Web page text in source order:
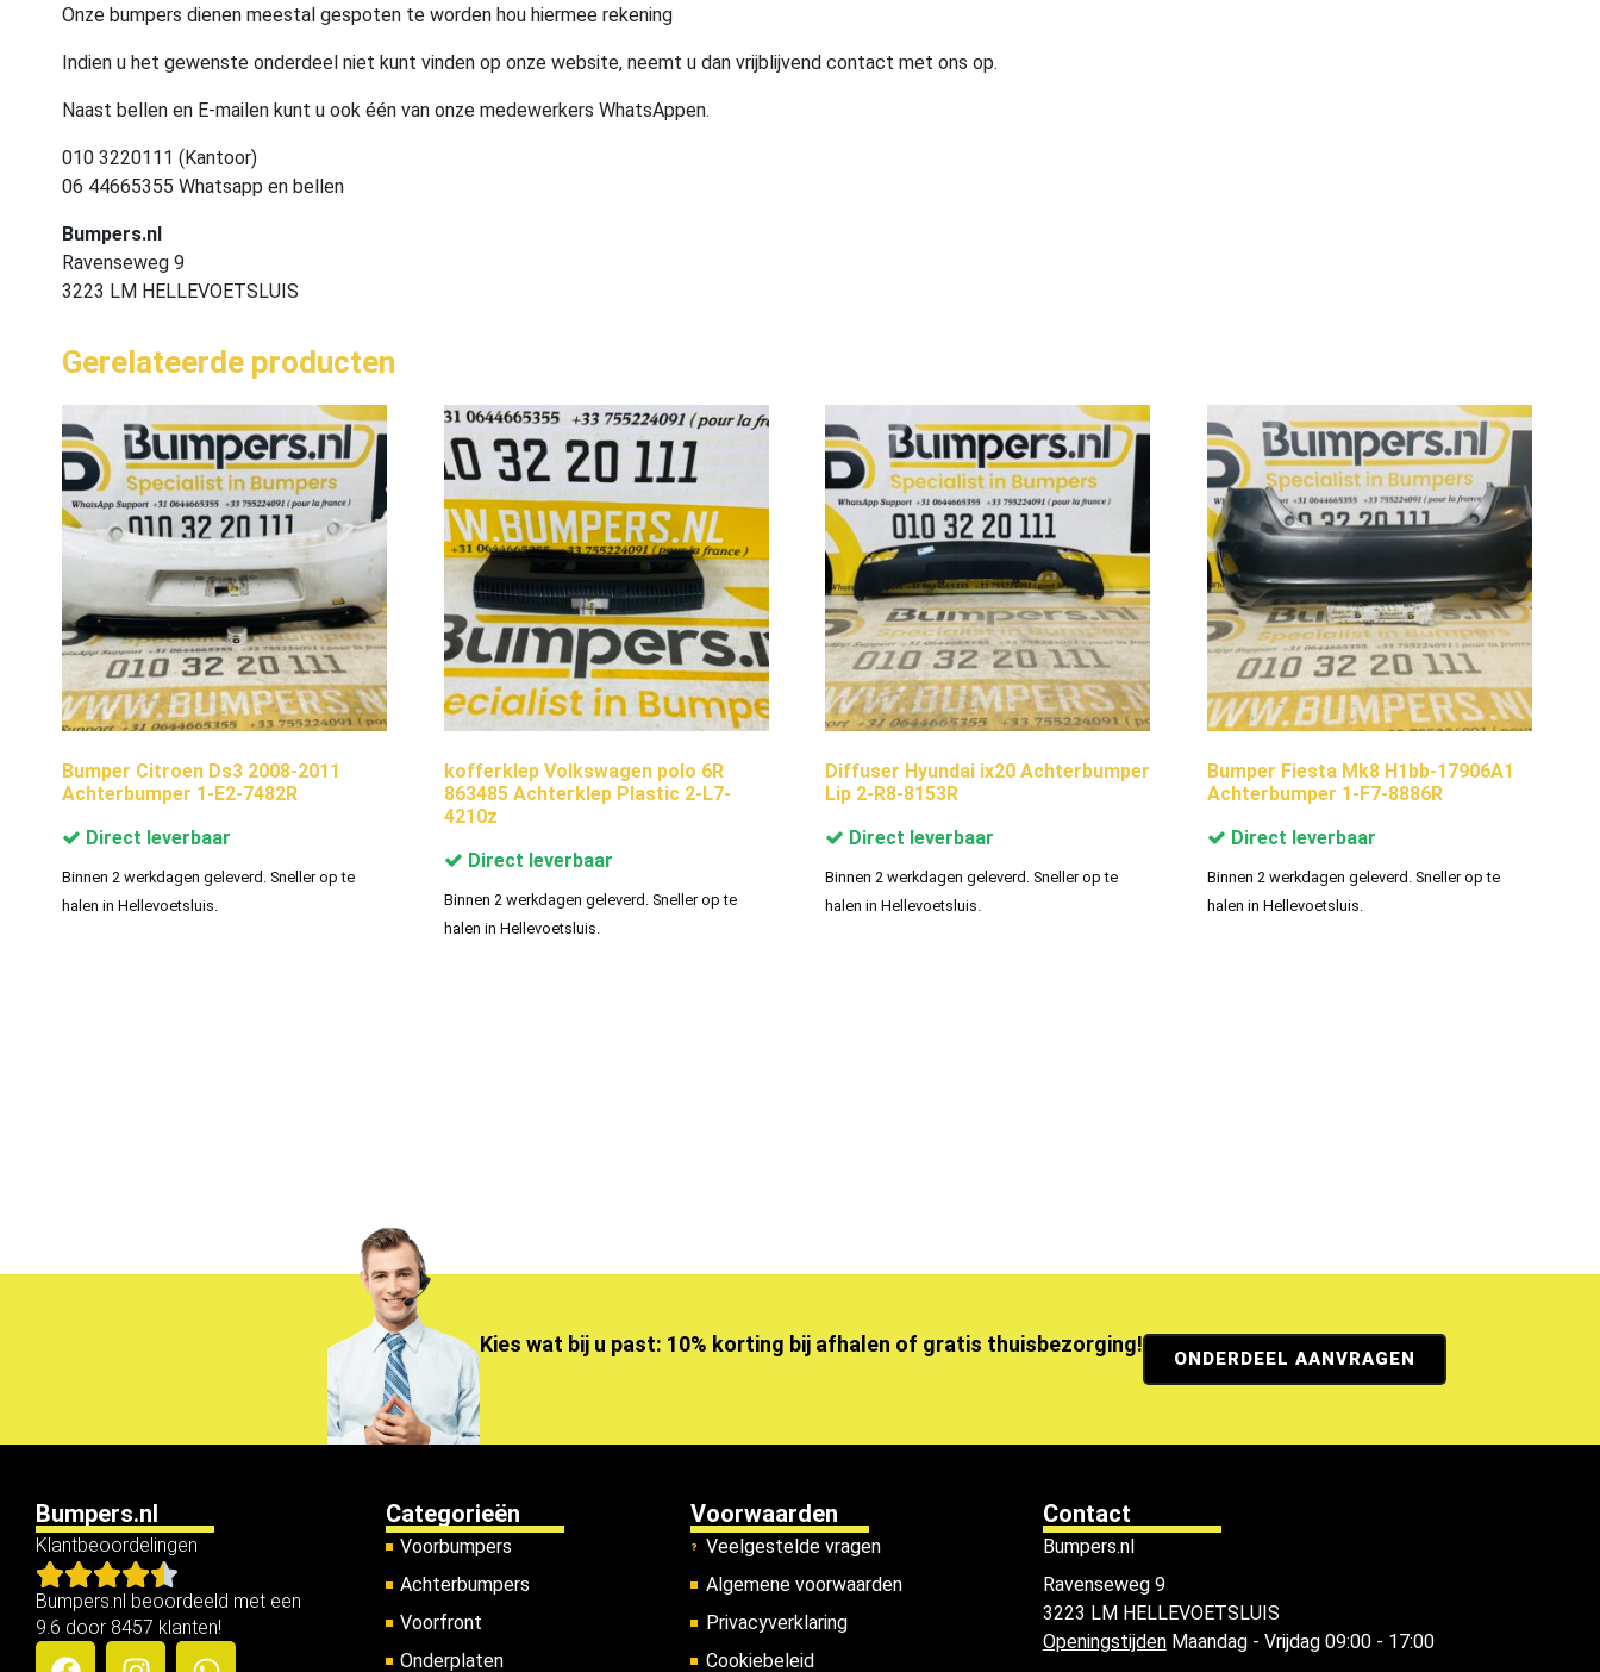
Onze bumpers dienen meestal gespoten te worden hou hiermee rekening
Indien u het gewenste onderdeel niet kunt vinden op onze website, neemt u dan vrijblijvend contact met ons op.
Naast bellen en E-mailen kunt u ook één van onze medewerkers WhatsAppen.
010 3220111 (Kantoor)
06 44665355 Whatsapp en bellen
Bumpers.nl
Ravenseweg 9
3223 LM HELLEVOETSLUIS
Gerelateerde producten
Bumper Citroen Ds3 2008-2011
Achterbumper 1-E2-7482R
Direct leverbaar
Binnen 2 werkdagen geleverd. Sneller op te
halen in Hellevoetsluis.
kofferklep Volkswagen polo 6R
863485 Achterklep Plastic 2-L7-
4210z
Direct leverbaar
Binnen 2 werkdagen geleverd. Sneller op te
halen in Hellevoetsluis.
Diffuser Hyundai ix20 Achterbumper
Lip 2-R8-8153R
Direct leverbaar
Binnen 2 werkdagen geleverd. Sneller op te
halen in Hellevoetsluis.
Bumper Fiesta Mk8 H1bb-17906A1
Achterbumper 1-F7-8886R
Direct leverbaar
Binnen 2 werkdagen geleverd. Sneller op te
halen in Hellevoetsluis.
Kies wat bij u past: 10% korting bij afhalen of gratis thuisbezorging!
ONDERDEEL AANVRAGEN
Bumpers.nl
Klantbeoordelingen
Bumpers.nl beoordeeld met een
9.6 door 8457 klanten!
Categorieën
Voorbumpers
Achterbumpers
Voorfront
Onderplaten
Voorwaarden
Veelgestelde vragen
Algemene voorwaarden
Privacyverklaring
Cookiebeleid
Contact
Bumpers.nl
Ravenseweg 9
3223 LM HELLEVOETSLUIS
OpeningstijdenMaandag - Vrijdag 09:00 - 17:00